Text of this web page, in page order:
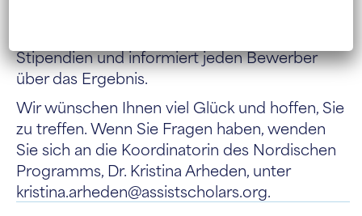
Stipendien und informiert jeden Bewerber
über das Ergebnis.
Wir wünschen Ihnen viel Glück und hoffen, Sie
zu treffen.Wenn Sie Fragen haben, wenden
Sie sich an die Koordinatorin des Nordischen
Programms, Dr. Kristina Arheden, unter
kristina.arheden@assistscholars.org.